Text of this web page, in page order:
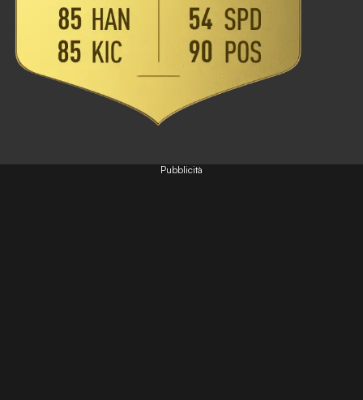
Pubblicità